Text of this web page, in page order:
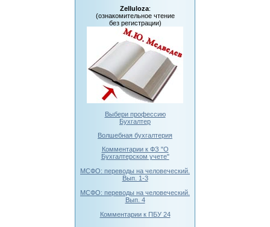
Zelluloza:
(ознакомительное чтение
без регистрации)
Выбери профессию
Бухгалтер
Волшебная бухгалтерия
Комментарии к ФЗ "О
Бухгалтерском учете"
МСФО: переводы на человеческий.
Вып. 1-3
МСФО: переводы на человеческий.
Вып. 4
Комментарии к ПБУ 24